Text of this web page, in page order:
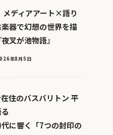
メディアアート×語り
器で幻想の世界を描
叉が池物語』
年8月5日
住のバスバリトン 平
に響く「7つの封印の